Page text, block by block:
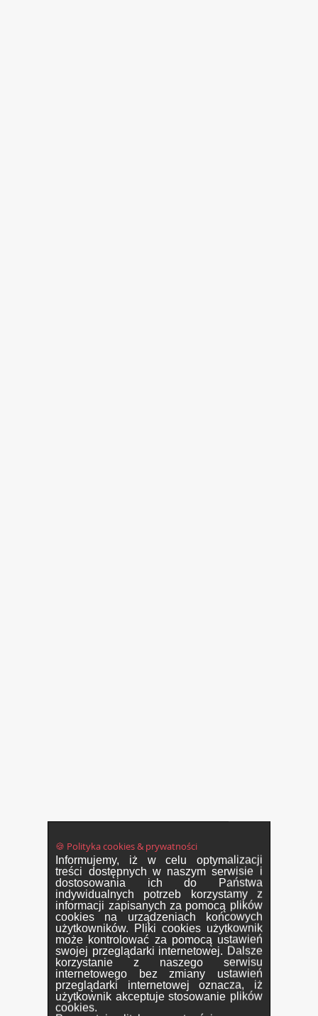
🍪 Polityka cookies & prywatności
Informujemy, iż w celu optymalizacji
treści dostępnych w naszym serwisie i
dostosowania ich do Państwa
indywidualnych potrzeb korzystamy z
informacji zapisanych za pomocą plików
cookies na urządzeniach końcowych
użytkowników. Pliki cookies użytkownik
może kontrolować za pomocą ustawień
swojej przeglądarki internetowej. Dalsze
korzystanie z naszego serwisu
internetowego bez zmiany ustawień
przeglądarki internetowej oznacza, iż
użytkownik akceptuje stosowanie plików
cookies.